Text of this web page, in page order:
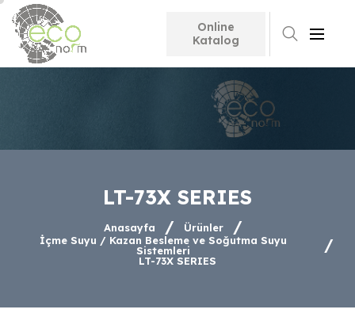
Online
Katalog
Search
LT-73X SERIES
Anasayfa
Ürünler
İçme Suyu / Kazan Besleme ve Soğutma Suyu
Sistemleri
LT-73X SERIES